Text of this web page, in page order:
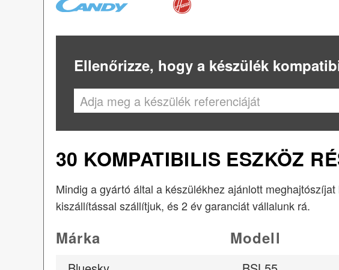
Ellenőrizze, hogy a készülék
30 KOMPATIBILIS ESZKÖZ
Mindig a gyártó által a készülékhez ajánlott
kiszállítással szállítjuk, és 2 év garanciát vállalunk rá.
Márka Modell